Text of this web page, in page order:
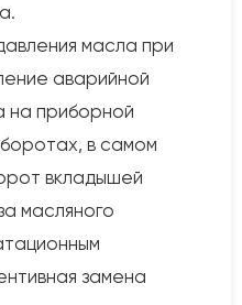
масла при
аварийной
на приборной
в самом
вкладышей
масляного
замена